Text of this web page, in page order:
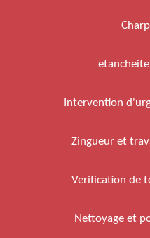
Intervention
Zingueur et
Verification de
Nettoyage et